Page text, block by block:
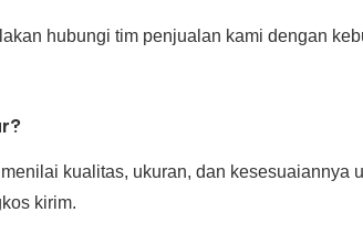
hubungi tim penjualan kami dengan
kualitas, ukuran, dan kesesuaiannya
kirim.